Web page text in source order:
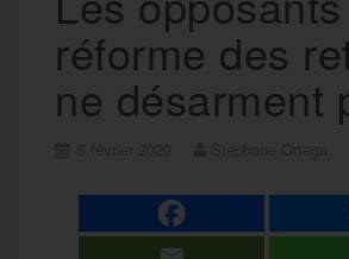
réforme des
ne désarment